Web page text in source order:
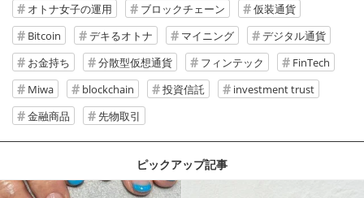
オトナ女子の運用
ブロックチェーン
仮装通貨
Bitcoin
デキるオトナ マイニング
デジタル通貨
お金持ち
分散型仮想通貨 フィンテック
FinTech
Miwa
blockchain 投資信託
investment trust
金融商品
先物取引
ピックアップ記事